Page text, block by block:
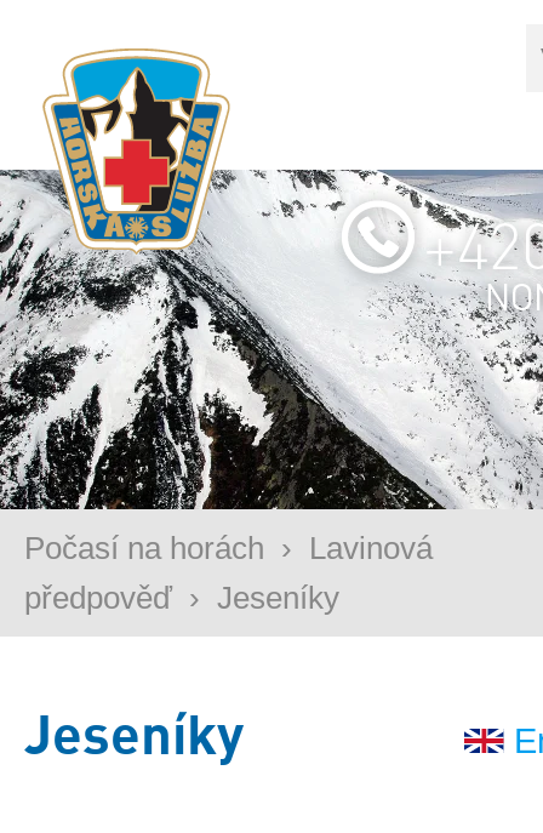
Počasí na horách › Lavinová
předpověď › Jeseníky
Jeseníky